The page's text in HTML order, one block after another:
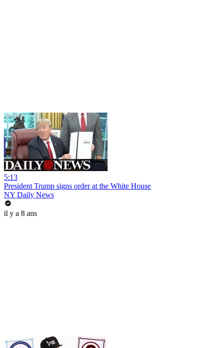
5:13
President Trump signs order at the White House
NY Daily News
il y a 8 ans